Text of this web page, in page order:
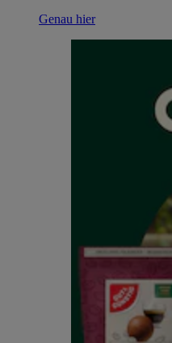
Genau hier